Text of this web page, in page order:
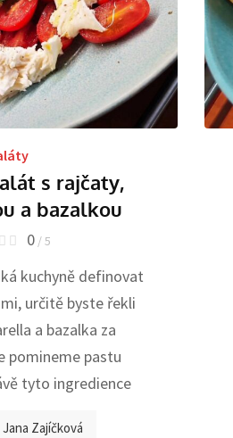
s rajčaty,
a bazalkou
0 / 5
kuchyně definovat
určitě byste řekli
a bazalka za
pomineme pastu
tyto ingredience
Jana Zajíčková